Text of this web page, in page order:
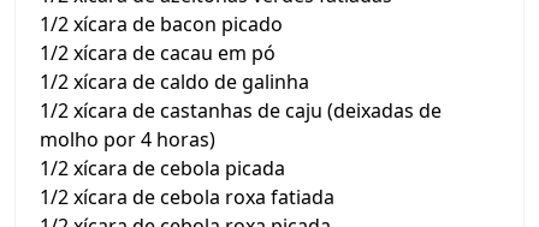
1/2 xícara de bacon picado
1/2 xícara de cacau em pó
1/2 xícara de caldo de galinha
1/2 xícara de castanhas de caju (deixadas de
molho por 4 horas)
1/2 xícara de cebola picada
1/2 xícara de cebola roxa fatiada